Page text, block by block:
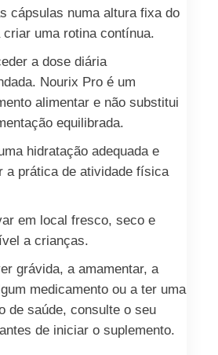
cápsulas numa altura fixa do
criar uma rotina contínua.
a dose diária
Nourix Pro é um
alimentar e não substitui
equilibrada.
hidratação adequada e
a prática de atividade física
em local fresco, seco e
a crianças.
grávida, a amamentar, a
medicamento ou a ter uma
de saúde, consulte o seu
de iniciar o suplemento.